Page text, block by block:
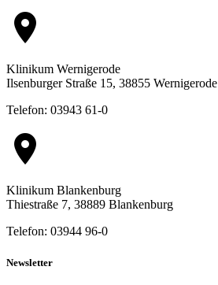
location_on
Klinikum Wernigerode
Ilsenburger Straße 15, 38855 Wernigerode
Telefon: 03943 61-0
location_on
Klinikum Blankenburg
Thiestraße 7, 38889 Blankenburg
Telefon: 03944 96-0
Newsletter